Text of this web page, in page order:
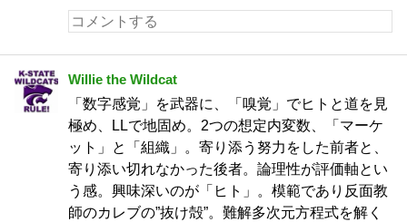
Willie the Wildcat
「数字感覚」を武器に、「嗅覚」でヒトと道を見
極め、LLで地固め。2つの想定内変数、「マーケ
ット」と「組織」。寄り添う努力をした前者と、
寄り添い切れなかった後者。論理性が評価軸とい
う感。興味深いのが「ヒト」。模範であり反面教
師のカレブの”抜け殻”。難解多次元方程式を解く